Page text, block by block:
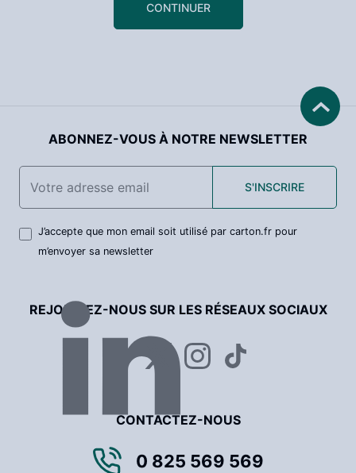
CONTINUER
ABONNEZ-VOUS À NOTRE NEWSLETTER
S'INSCRIRE
J’accepte que mon email soit utilisé par carton.fr pour
m’envoyer sa newsletter
REJOIGNEZ-NOUS SUR LES RÉSEAUX SOCIAUX
CONTACTEZ-NOUS
0 825 569 569